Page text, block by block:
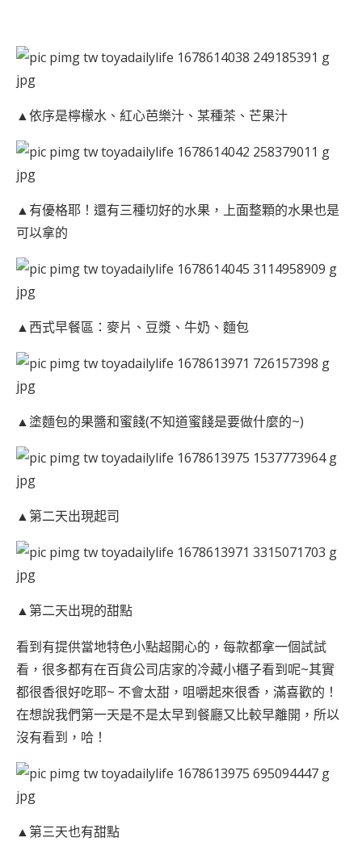
▲依序是檸檬水、紅心芭樂汁、某種茶、芒果汁
▲有優格耶！還有三種切好的水果，上面整顆的水果也是
可以拿的
▲西式早餐區：麥片、豆漿、牛奶、麵包
▲塗麵包的果醬和蜜餞(不知道蜜餞是要做什麼的~)
▲第二天出現起司
▲第二天出現的甜點
看到有提供當地特色小點超開心的，每款都拿一個試試
看，很多都有在百貨公司店家的冷藏小櫃子看到呢~其實
都很香很好吃耶~ 不會太甜，咀嚼起來很香，滿喜歡的！
在想說我們第一天是不是太早到餐廳又比較早離開，所以
沒有看到，哈！
▲第三天也有甜點